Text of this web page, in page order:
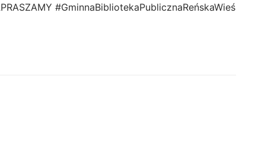
#GminnaBibliotekaPublicznaReńskaWieś